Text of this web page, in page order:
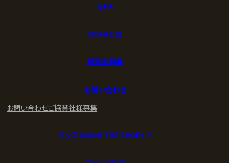
Q&A
NOAHとは
練習生募集
お問い合わせ
お問い合わせご協賛社様募集
グッズ (NOAH THE SHOP) ↗︎